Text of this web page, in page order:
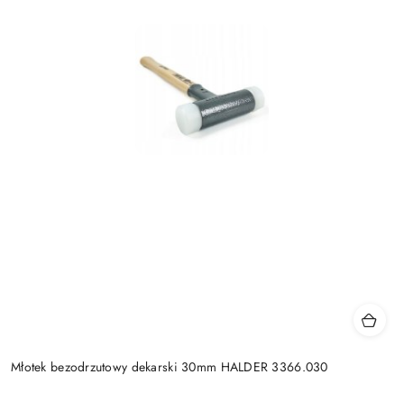
Młotek bezodrzutowy dekarski 30mm HALDER 3366.030